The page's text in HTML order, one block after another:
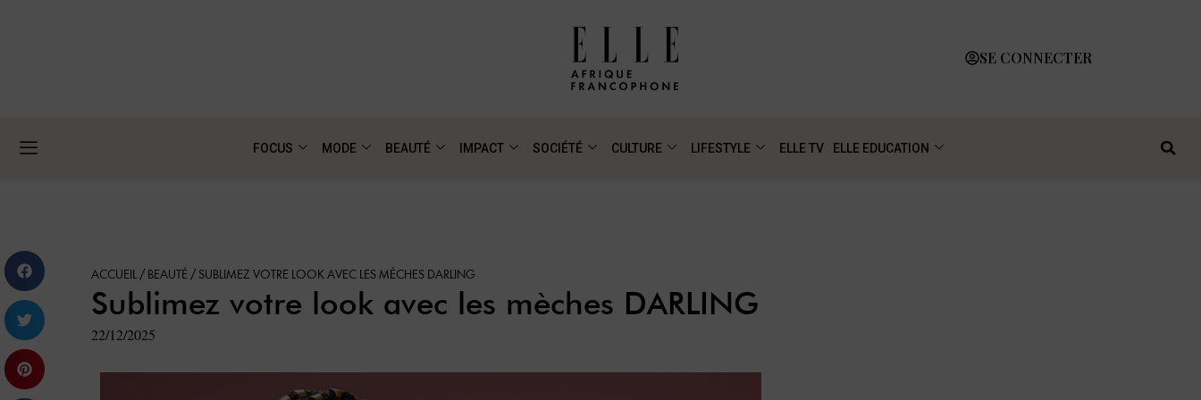
SE CONNECTER
FOCUS MODE BEAUTÉ IMPACT SOCIÉTÉ CULTURE LIFESTYLE ELLE TV ELLE EDUCATION
ACCUEIL / BEAUTÉ / SUBLIMEZ VOTRE LOOK AVEC LES MÈCHES DARLING
Sublimez votre look avec les mèches DARLING
22/12/2025